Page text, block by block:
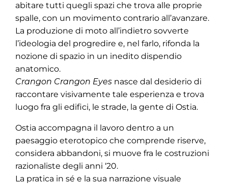
abitare tutti quegli spazi che trova alle proprie
spalle, con un movimento contrario all’avanzare.
La produzione di moto all’indietro sovverte
l’ideologia del progredire e, nel farlo, rifonda la
nozione di spazio in un inedito dispendio
anatomico.
Crangon Crangon Eyes nasce dal desiderio di
raccontare visivamente tale esperienza e trova
luogo fra gli edifici, le strade, la gente di Ostia.
Ostia accompagna il lavoro dentro a un
paesaggio eterotopico che comprende riserve,
considera abbandoni, si muove fra le costruzioni
razionaliste degli anni ‘20.
La pratica in sé e la sua narrazione visuale